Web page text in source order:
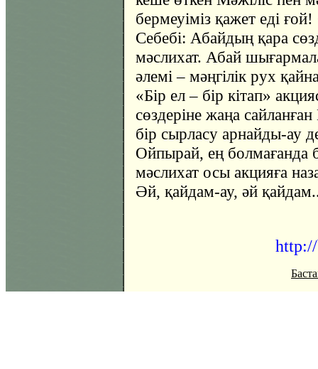
бермеуіміз қажет еді
Себебі: Абайдың қара
мәслихат. Абай
әлемі – мәңгілік рух
«Бір ел – бір кітап»
сөздеріне жаңа
бір сырласу арнайды-ау
Ойпырай, ең болмағанда
мәслихат осы акцияға
Әй, қайдам-ау, әй